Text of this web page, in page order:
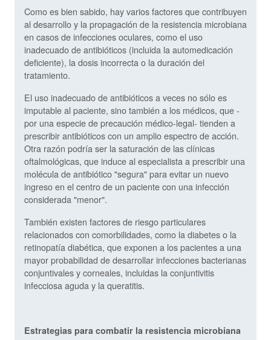
Como es bien sabido, hay varios factores que contribuyen
al desarrollo y la propagación de la resistencia microbiana
en casos de infecciones oculares, como el uso
inadecuado de antibióticos (incluida la automedicación
deficiente), la dosis incorrecta o la duración del
tratamiento.
El uso inadecuado de antibióticos a veces no sólo es
imputable al paciente, sino también a los médicos, que -
por una especie de precaución médico-legal- tienden a
prescribir antibióticos con un amplio espectro de acción.
Otra razón podría ser la saturación de las clínicas
oftalmológicas, que induce al especialista a prescribir una
molécula de antibiótico "segura" para evitar un nuevo
ingreso en el centro de un paciente con una infección
considerada "menor".
También existen factores de riesgo particulares
relacionados con comorbilidades, como la diabetes o la
retinopatía diabética, que exponen a los pacientes a una
mayor probabilidad de desarrollar infecciones bacterianas
conjuntivales y corneales, incluidas la conjuntivitis
infecciosa aguda y la queratitis.
Estrategias para combatir la resistencia microbiana